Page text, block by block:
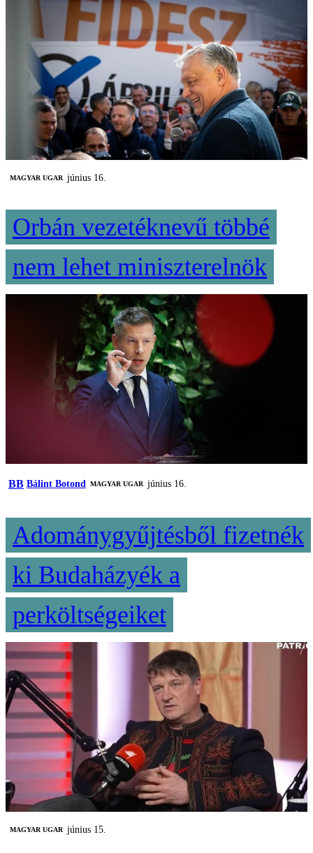
MAGYAR UGAR június 16.
Orbán vezetéknevű többé
nem lehet miniszterelnök
BB Bálint Botond MAGYAR UGAR június 16.
Adománygyűjtésből fizetnék
ki Budaházyék a
perköltségeiket
MAGYAR UGAR június 15.